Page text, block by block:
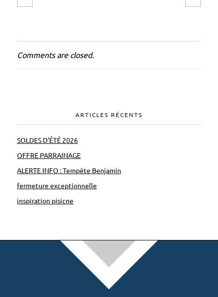
n
e
s
e
p
t
e
m
b
Comments are closed.
ARTICLES RÉCENTS
SOLDES D’ÉTÉ 2026
OFFRE PARRAINAGE
ALERTE INFO : Tempête Benjamin
fermeture exceptionnelle
inspiration pisicne